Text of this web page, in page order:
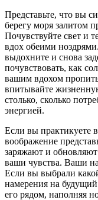
Представьте, что вы
берегу моря залитом
Почувствуйте свет и
вдох обеими
выдохните и снова
почувствовать, как
вашим вдохом
впитывайте
столько, сколько
энергией.
Если вы практикуете
воображение
заряжают и
ваши чувства. Ваши
Если вы выбрали
намерения на
его рядом, наполняя